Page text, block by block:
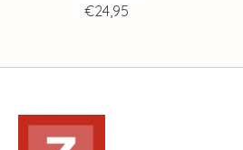
€24,95